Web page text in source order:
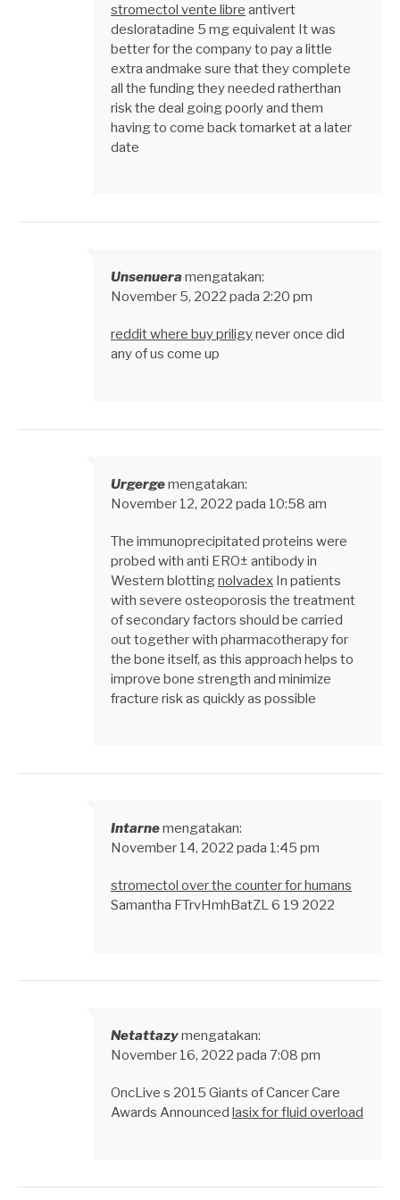
stromectol vente libre antivert
desloratadine 5 mg equivalent It was
better for the company to pay a little
extra andmake sure that they complete
all the funding they needed ratherthan
risk the deal going poorly and them
having to come back tomarket at a later
date
Unsenuera mengatakan:
November 5, 2022 pada 2:20 pm
reddit where buy priligynever once did
any of us come up
Urgergemengatakan:
November 12, 2022 pada 10:58 am
The immunoprecipitated proteins were
probed with anti ERО± antibody in
Western blottingnolvadex In patients
with severe osteoporosis the treatment
of secondary factors should be carried
out together with pharmacotherapy for
the bone itself, as this approach helps to
improve bone strength and minimize
fracture risk as quickly as possible
Intarnemengatakan:
November 14, 2022 pada 1:45 pm
stromectol over the counter for humans
Samantha FTrvHmhBatZL 6 19 2022
Netattazymengatakan:
November 16, 2022 pada 7:08 pm
OncLive s 2015 Giants of Cancer Care
Awards Announced lasix for fluid overload